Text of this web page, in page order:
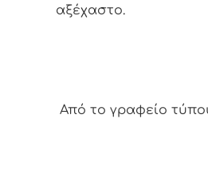
αξέχαστο.
Από το γραφείο